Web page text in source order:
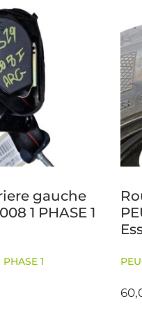
gauche
1 PHASE 1
1